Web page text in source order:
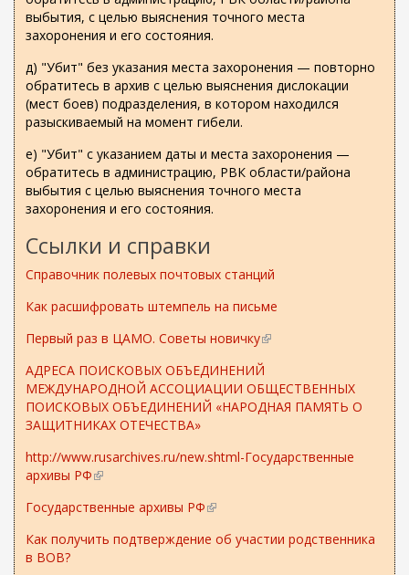
выбытия, с целью выяснения точного места
захоронения и его состояния.
д) "Убит" без указания места захоронения — повторно
обратитесь в архив с целью выяснения дислокации
(мест боев) подразделения, в котором находился
разыскиваемый на момент гибели.
е) "Убит" с указанием даты и места захоронения —
обратитесь в администрацию, РВК области/района
выбытия с целью выяснения точного места
захоронения и его состояния.
Ссылки и справки
Справочник полевых почтовых станций
Как расшифровать штемпель на письме
Первый раз в ЦАМО. Советы новичку(
н
е
ш
я
л
АДРЕСА ПОИСКОВЫХ ОБЪЕДИНЕНИЙ
МЕЖДУНАРОДНОЙ АССОЦИАЦИИ ОБЩЕСТВЕННЫХ
ПОИСКОВЫХ ОБЪЕДИНЕНИЙ «НАРОДНАЯ ПАМЯТЬ О
ЗАЩИТНИКАХ ОТЕЧЕСТВА»
http://www.rusarchives.ru/new.shtml-Государственные
архивы РФ(
н
ш
Государственные архивы РФ(
н
Как получить подтверждение об участии родственника
в ВОВ?